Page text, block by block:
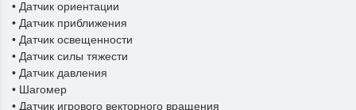
• Датчик ориентации
• Датчик приближения
• Датчик освещенности
• Датчик силы тяжести
• Датчик давления
• Шагомер
• Датчик игрового векторного вращения